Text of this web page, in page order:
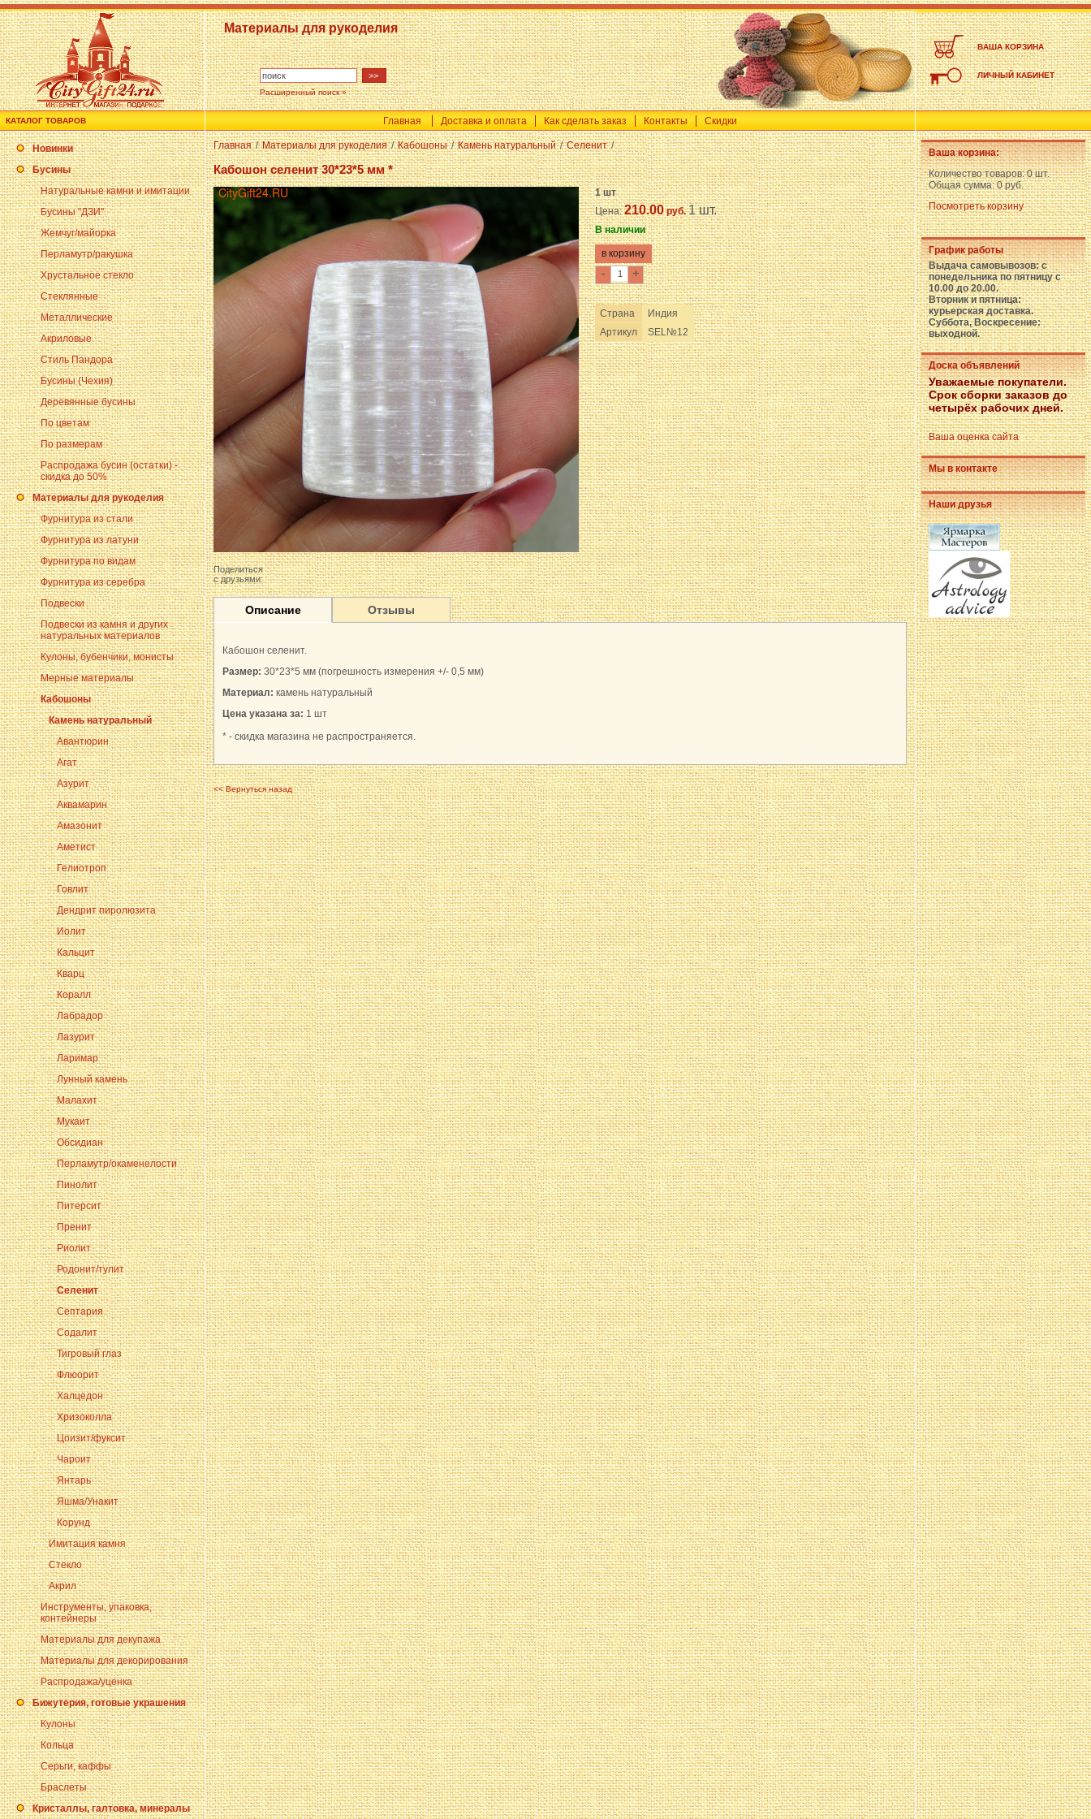
Материалы для рукоделия
Расширенный поиск »
ВАША КОРЗИНА
ЛИЧНЫЙ КАБИНЕТ
КАТАЛОГ ТОВАРОВ Главная Доставка и оплата Как сделать заказ Контакты Скидки
Новинки
Бусины
Натуральные камни и имитации
Бусины "ДЗИ"
Жемчуг/майорка
Перламутр/ракушка
Хрустальное стекло
Стеклянные
Металлические
Акриловые
Стиль Пандора
Бусины (Чехия)
Деревянные бусины
По цветам
По размерам
Распродажа бусин (остатки) -
скидка до 50%
Материалы для рукоделия
Фурнитура из стали
Фурнитура из латуни
Фурнитура по видам
Фурнитура из серебра
Подвески
Подвески из камня и других
натуральных материалов
Кулоны, бубенчики, монисты
Мерные материалы
Кабошоны
Камень натуральный
Авантюрин
Агат
Азурит
Аквамарин
Амазонит
Аметист
Гелиотроп
Говлит
Дендрит пиролюзита
Иолит
Кальцит
Кварц
Коралл
Лабрадор
Лазурит
Ларимар
Лунный камень
Малахит
Мукаит
Обсидиан
Перламутр/окаменелости
Пинолит
Питерсит
Пренит
Риолит
Родонит/тулит
Селенит
Септария
Содалит
Тигровый глаз
Флюорит
Халцедон
Хризоколла
Цоизит/фуксит
Чароит
Янтарь
Яшма/Унакит
Корунд
Имитация камня
Стекло
Акрил
Инструменты, упаковка,
контейнеры
Материалы для декупажа
Материалы для декорирования
Распродажа/уценка
Бижутерия, готовые украшения
Кулоны
Кольца
Серьги, каффы
Браслеты
Кристаллы, галтовка, минералы
Главная / Материалы для рукоделия / Кабошоны / Камень натуральный / Селенит /
Кабошон селенит 30*23*5 мм *
1 шт
Цена:210.00руб.1 шт.
В наличии
- +
Страна
Индия
Артикул
SEL№12
Поделиться
с друзьями:
Описание Отзывы
Кабошон селенит.
Размер: 30*23*5 мм (погрешность измерения +/- 0,5 мм)
Материал: камень натуральный
Цена указана за: 1 шт
* - скидка магазина не распространяется.
<< Вернуться назад
Ваша корзина:
Количество товаров:0 шт.
Общая сумма:0 руб.
Посмотреть корзину
График работы
Выдача самовывозов: с
понедельника по пятницу с
10.00 до 20.00.
Вторник и пятница:
курьерская доставка.
Суббота, Воскресение:
выходной.
Доска объявлений
Уважаемые покупатели.
Срок сборки заказов до
четырёх рабочих дней.
Ваша оценка сайта
Мы в контакте
Наши друзья